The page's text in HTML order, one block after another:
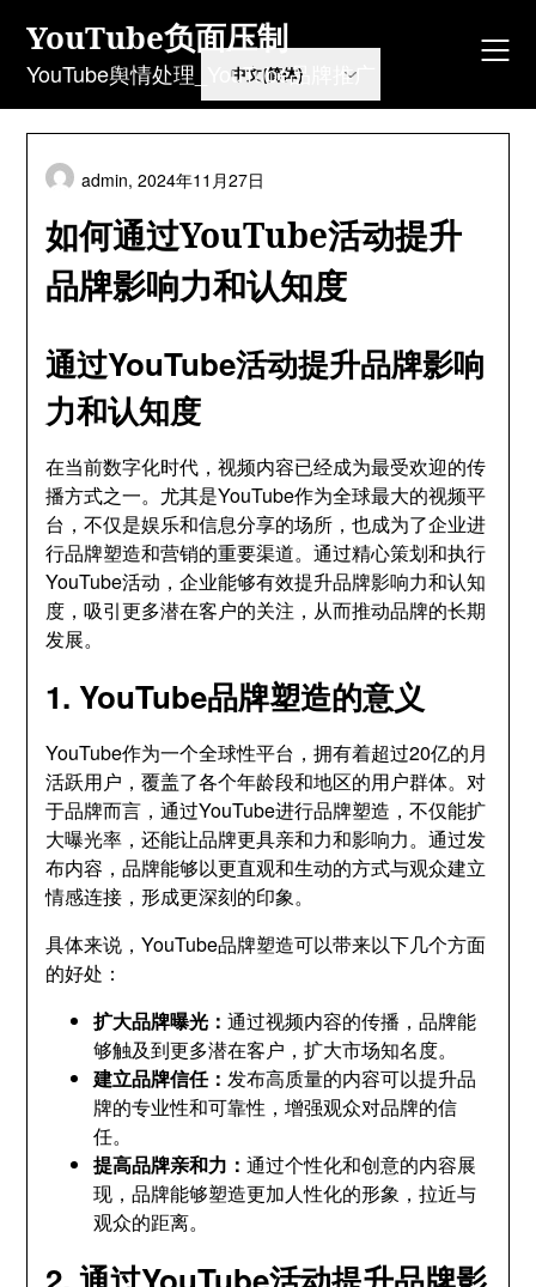
content
YouTube负面压制
YouTube舆情处理_YouTube品牌推广
如何通过YouTube活动提升
品牌影响力和认知度
admin,2024年11月27日
通过YouTube活动提升品牌影响
力和认知度
在当前数字化时代，视频内容已经成为最受欢迎的传
播方式之一。尤其是YouTube作为全球最大的视频平
台，不仅是娱乐和信息分享的场所，也成为了企业进
行品牌塑造和营销的重要渠道。通过精心策划和执行
YouTube活动，企业能够有效提升品牌影响力和认知
度，吸引更多潜在客户的关注，从而推动品牌的长期
发展。
1. YouTube品牌塑造的意义
YouTube作为一个全球性平台，拥有着超过20亿的月
活跃用户，覆盖了各个年龄段和地区的用户群体。对
于品牌而言，通过YouTube进行品牌塑造，不仅能扩
大曝光率，还能让品牌更具亲和力和影响力。通过发
布内容，品牌能够以更直观和生动的方式与观众建立
情感连接，形成更深刻的印象。
具体来说，YouTube品牌塑造可以带来以下几个方面
的好处：
扩大品牌曝光：通过视频内容的传播，品牌能
够触及到更多潜在客户，扩大市场知名度。
建立品牌信任：发布高质量的内容可以提升品
牌的专业性和可靠性，增强观众对品牌的信
任。
提高品牌亲和力：通过个性化和创意的内容展
现，品牌能够塑造更加人性化的形象，拉近与
观众的距离。